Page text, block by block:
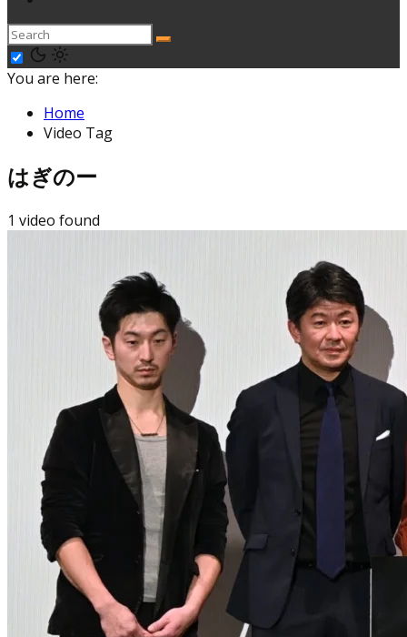
You are here:
Home
Video Tag
はぎのー
1 video found